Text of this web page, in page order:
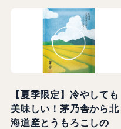
【夏季限定】冷やしても
美味しい！茅乃舎から北
海道産とうもろこしの